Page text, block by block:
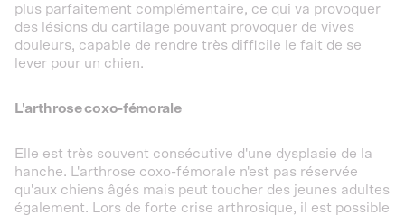
plus parfaitement complémentaire, ce qui va provoquer
des lésions du cartilage pouvant provoquer de vives
douleurs, capable de rendre très difficile le fait de se
lever pour un chien.
L'arthrose coxo-fémorale
Elle est très souvent consécutive d'une dysplasie de la
hanche. L'arthrose coxo-fémorale n'est pas réservée
qu'aux chiens âgés mais peut toucher des jeunes adultes
également. Lors de forte crise arthrosique, il est possible